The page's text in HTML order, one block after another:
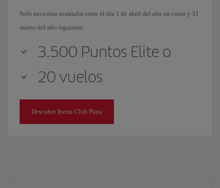
Solo necesitas acumular entre el día 1 de abril del año en curso y 31
marzo del año siguiente:
3.500 Puntos Elite o
20 vuelos
Descubre Iberia Club Plata